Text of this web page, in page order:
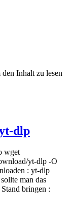
Inhalt zu lesen
dlp
wget
yt-dlp -O
: yt-dlp
man das
bringen :